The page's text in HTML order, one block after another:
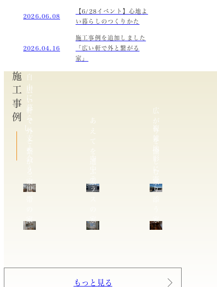
2026.06.08
【6/28イベント】心地よ
い暮らしのつくりかた
2026.04.16
施工事例を追加しました
「広い軒で外と繋がる
家」
施工事例
広
い
軒
で
外
と
繋
が
る
あ
え
て
を
選
広
が
り
を
愉
し
自
由
に
暮
ら
し、
支
え
合
う
世
家
空
ラ
家
複
雑
地
形
り
家
もっと見る